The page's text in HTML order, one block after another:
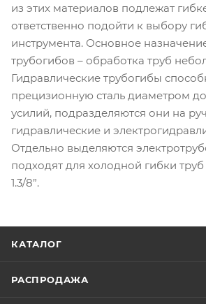
из этих материалов подлежат
ответственно подойти к выбору
инструмента. Основное
трубогибов – обработка труб
Гидравлические трубогибы
прецизионную сталь диаметром
усилий, подразделяются они на
гидравлические и
Отдельно выделяются
подходят для холодной гибки
1.3/8”.
КАТАЛОГ
РАСПРОДАЖА